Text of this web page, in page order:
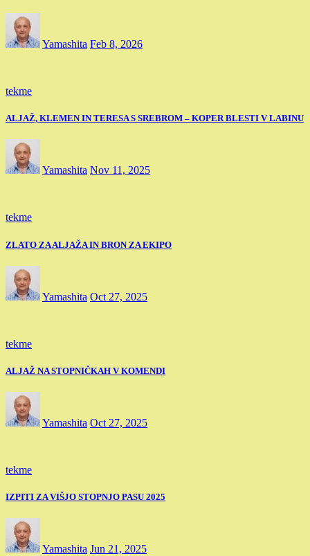
Yamashita Feb 8, 2026
tekme
ALJAŽ, KLEMEN IN TERESA S SREBROM – KOPER BLESTI V LABINU
Yamashita Nov 11, 2025
tekme
ZLATO ZA ALJAŽA IN BRON ZA EKIPO
Yamashita Oct 27, 2025
tekme
ALJAŽ NA STOPNIČKAH V KOMENDI
Yamashita Oct 27, 2025
tekme
IZPITI ZA VIŠJO STOPNJO PASU 2025
Yamashita Jun 21, 2025